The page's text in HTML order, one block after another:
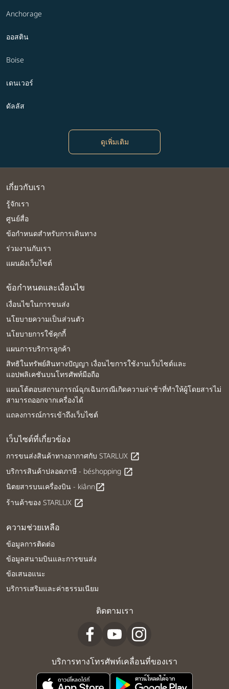
Anchorage
ออสติน
Boise
เดนเวอร์
ดัลลัส
ดูเพิ่มเติม
เกี่ยวกับเรา
รู้จักเรา
ศูนย์สื่อ
ข้อกำหนดสำหรับการเดินทาง
ร่วมงานกับเรา
แผนผังเว็บไซต์
ข้อกำหนดและเงื่อนไข
เงื่อนไขในการขนส่ง
นโยบายความเป็นส่วนตัว
นโยบายการใช้คุกกี้
แผนการบริการลูกค้า
สิทธิในทรัพย์สินทางปัญญา เงื่อนไขการใช้งานเว็บไซต์และ
แอปพลิเคชันบนโทรศัพท์มือถือ
แผนโต้ตอบสถานการณ์ฉุกเฉินกรณีเกิดความล่าช้าที่ทำให้ผู้โดยสารไม่
สามารถออกจากเครื่องได้
แถลงการณ์การเข้าถึงเว็บไซต์
เว็บไซต์ที่เกี่ยวข้อง
การขนส่งสินค้าทางอากาศกับ STARLUX open_in_new
บริการสินค้าปลอดภาษี - béshopping open_in_new
นิตยสารบนเครื่องบิน - kiânnopen_in_new
ร้านค้าของ STARLUX open_in_new
ความช่วยเหลือ
ข้อมูลการติดต่อ
ข้อมูลสนามบินและการขนส่ง
ข้อเสนอแนะ
บริการเสริมและค่าธรรมเนียม
ติดตามเรา
บริการทางโทรศัพท์เคลื่อนที่ของเรา